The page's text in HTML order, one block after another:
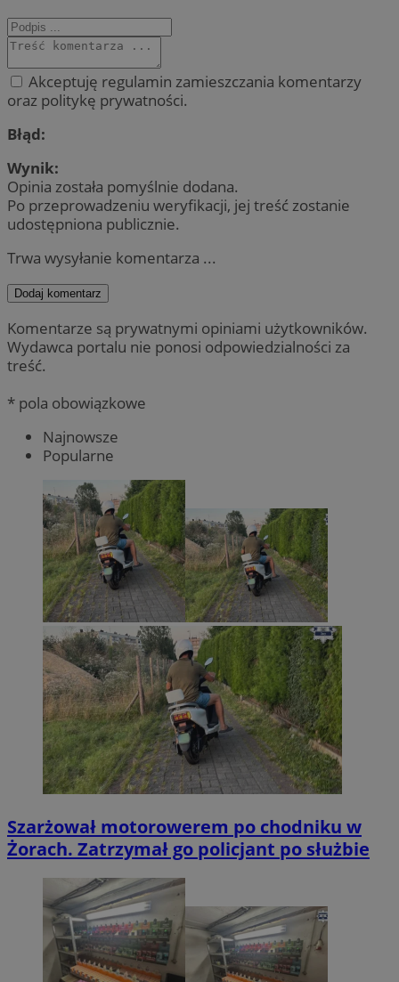
Akceptuję regulamin zamieszczania komentarzy
oraz politykę prywatności.
Błąd:
Wynik:
Opinia została pomyślnie dodana.
Po przeprowadzeniu weryfikacji, jej treść zostanie
udostępniona publicznie.
Trwa wysyłanie komentarza ...
Dodaj komentarz
Komentarze są prywatnymi opiniami użytkowników.
Wydawca portalu nie ponosi odpowiedzialności za
treść.
* pola obowiązkowe
Najnowsze
Popularne
Szarżował motorowerem po chodniku w
Żorach. Zatrzymał go policjant po służbie